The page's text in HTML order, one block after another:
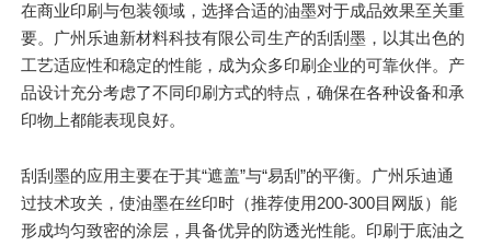
在商业印刷与包装领域，选择合适的油墨对于成品效果至关重
要。广州乐迪新材料科技有限公司生产的刮刮墨，以其出色的
工艺适应性和稳定的性能，成为众多印刷企业的可靠伙伴。产
品设计充分考虑了不同印刷方式的特点，确保在各种设备和承
印物上都能表现良好。
刮刮墨的应用主要在于其“遮盖”与“易刮”的平衡。广州乐迪通
过技术攻关，使油墨在丝印时（推荐使用200-300目网版）能
形成均匀致密的涂层，具备优异的防透光性能。印刷于底油之